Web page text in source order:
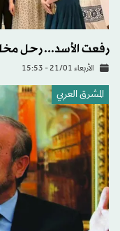
رفعت الأسد... رحل
الأربعاء 21/01 - 15:53
المشرق العربي